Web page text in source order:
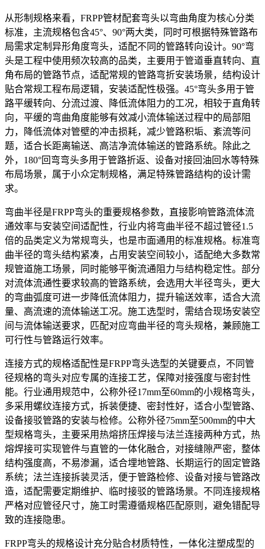
从形制规格来看，FRPP管材配套弯头以弯曲角度为核心分类
标准，主流规格包含45°、90°两大类，同时可根据特殊管路布
局需求定制异形角度弯头，适配不同的管路转向设计。90°弯
头是工程中使用频次较高的品类，主要用于管道垂直转向、直
角布局的管路节点，适配常规的管路弯折安装场景，结构设计
贴合常规工程布局逻辑，安装适配性极强。45°弯头多用于管
路平缓转向、分流过渡、降低流体阻力的工况，相较于直角转
向，平缓的弯曲角度能够有效减小流体输送过程中的局部阻
力，降低流体对管壁的冲击损耗，减少管路积垢、紊流等问
题，适合长距离输送、高洁净流体输送的管路系统。除此之
外，180°回弯弯头多用于管路折返、设备对接回油回水等特殊
布局场景，属于小众定制规格，满足特殊管路结构的设计需
求。
弯曲半径是FRPP弯头的重要规格参数，直接影响管路流体流
通效率与安装空间适配性，行业内将弯曲半径不超过管径1.5
倍的品类定义为常规弯头，也是市面通用的标准规格。标准弯
曲半径的弯头结构紧凑，占用安装空间较小，适配绝大多数常
规管道施工场景，同时能够平衡流通阻力与结构稳定性。部分
对流体流通性要求较高的管路系统，会选用大半径弯头，更大
的弯曲弧度可进一步降低流体阻力，提升输送效率，适合大流
量、高流速的流体输送工况。施工选型时，需结合现场安装空
间与流体输送要求，匹配对应弯曲半径的弯头规格，兼顾施工
可行性与管路运行效率。
连接方式的规格适配性是FRPP弯头选型的关键要点，不同管
径规格的弯头对应专属的连接工艺，保障对接强度与密封性
能。行业通用规范中，公称外径17mm至60mm的小规格弯头，
多采用螺纹连接方式，拆装便捷、密封性好，适合小型管路、
设备接驳管路的安装与检修。公称外径75mm至500mm的中大
型规格弯头，主要采用热熔挤压焊接与法兰连接两种方式，热
熔焊接可实现管件与直管的一体化融合，对接缝隙严密，整体
结构强度高，不易渗漏，适合埋地管路、长期运行的固定管路
系统；法兰连接拆装灵活，便于管路检修、设备对接与管路改
造，适配需要定期维护、临时接驳的管路场景。不同连接规格
严格对应管径尺寸，施工时需遵循规格匹配原则，避免错配导
致的连接隐患。
FRPP弯头的规格设计充分贴合材质特性，一体化注塑成型的